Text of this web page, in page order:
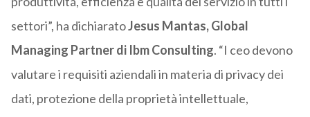
settori”, ha dichiaratoJesus Mantas, Global
Managing Partner di Ibm Consulting. “I ceo devono
valutare i requisiti aziendali in materia di privacy dei
dati, protezione della proprietà intellettuale,